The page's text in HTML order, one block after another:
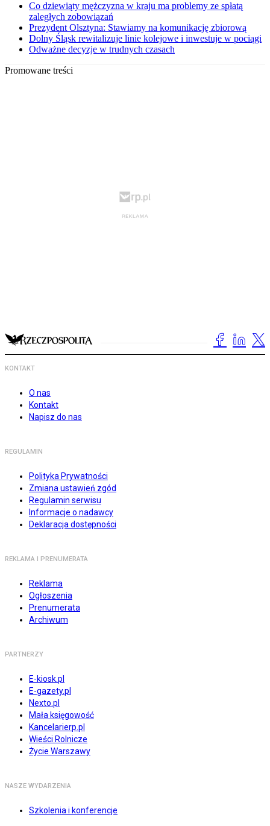
Co dziewiąty mężczyzna w kraju ma problemy ze spłatą
zaległych zobowiązań
Prezydent Olsztyna: Stawiamy na komunikację zbiorową
Dolny Śląsk rewitalizuje linie kolejowe i inwestuje w pociągi
Odważne decyzje w trudnych czasach
Promowane treści
KONTAKT
O nas
Kontakt
Napisz do nas
REGULAMIN
Polityka Prywatności
Zmiana ustawień zgód
Regulamin serwisu
Informacje o nadawcy
Deklaracja dostępności
REKLAMA I PRENUMERATA
Reklama
Ogłoszenia
Prenumerata
Archiwum
PARTNERZY
E-kiosk.pl
E-gazety.pl
Nexto.pl
Mała księgowość
Kancelarierp.pl
Wieści Rolnicze
Życie Warszawy
NASZE WYDARZENIA
Szkolenia i konferencje